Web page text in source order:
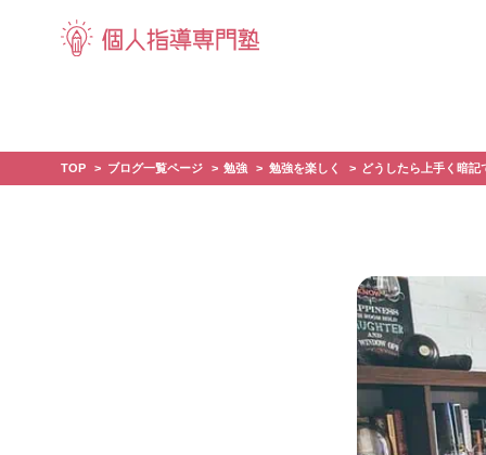
TOP ブログ一覧ページ 勉強 勉強を楽しく どうしたら上手く暗